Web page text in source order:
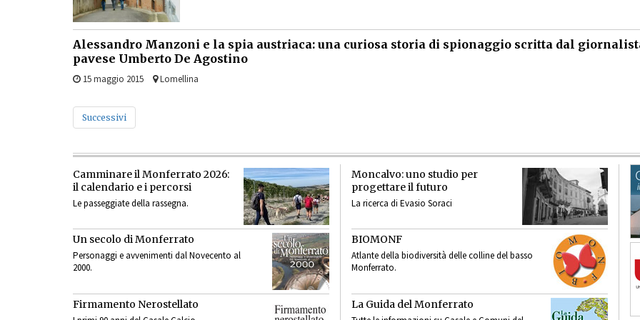
Alessandro Manzoni e la spia austriaca: una curiosa storia di spionaggio scritta dal
pavese Umberto De Agostino
15 maggio 2015 Lomellina
Successivi
Camminare il Monferrato 2026:
il calendario e i percorsi
Le passeggiate della rassegna.
Un secolo di Monferrato
Personaggi e avvenimenti dal Novecento al
2000.
Firmamento Nerostellato
Moncalvo: uno studio per
progettare il futuro
La ricerca di Evasio Soraci
BIOMONF
Atlante della biodiversità delle colline del basso
Monferrato.
La Guida del Monferrato